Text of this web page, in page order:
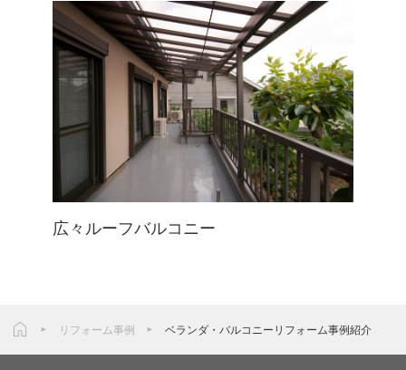
広々ルーフバルコニー
リフォーム事例 ベランダ・バルコニーリフォーム事例紹介